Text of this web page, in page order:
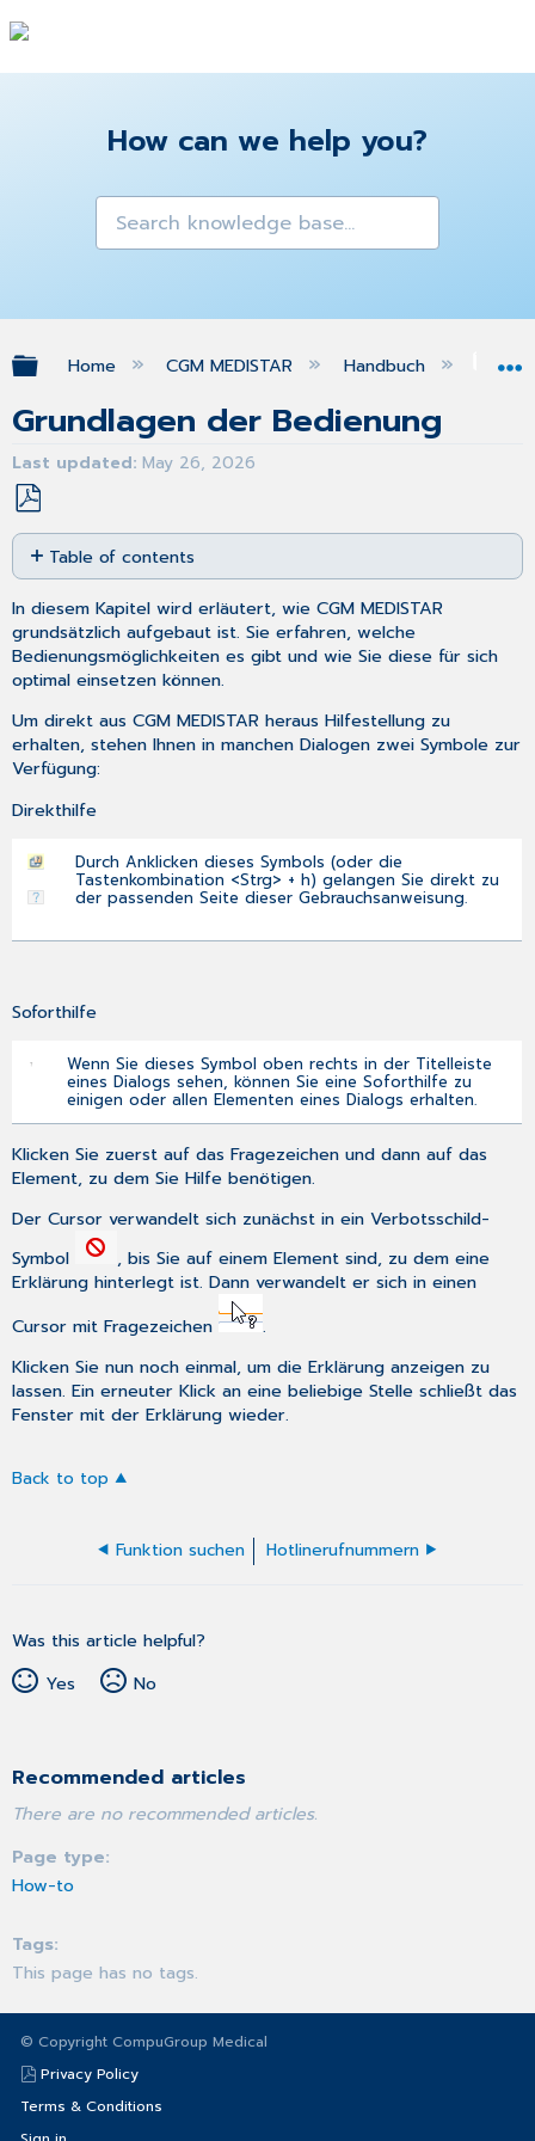
How can we help you?
Expand/collapse global hierarchy
Home CGM MEDISTAR Handbuch
Grundlagen der Bedienung
Last updated May 26, 2026
Save
as
PDF
Table of contents
No
headers
In diesem Kapitel wird erläutert, wie CGM MEDISTAR
grundsätzlich aufgebaut ist. Sie erfahren, welche
Bedienungsmöglichkeiten es gibt und wie Sie diese für sich
optimal einsetzen können.
Um direkt aus CGM MEDISTAR heraus Hilfestellung zu
erhalten, stehen Ihnen in manchen Dialogen zwei Symbole zur
Verfügung:
Direkthilfe
Durch Anklicken dieses Symbols (oder die
Tastenkombination <Strg> + h) gelangen Sie direkt zu
der passenden Seite dieser Gebrauchsanweisung.
Soforthilfe
Wenn Sie dieses Symbol oben rechts in der Titelleiste
eines Dialogs sehen, können Sie eine Soforthilfe zu
einigen oder allen Elementen eines Dialogs erhalten.
Klicken Sie zuerst auf das Fragezeichen und dann auf das
Element, zu dem Sie Hilfe benötigen.
Der Cursor verwandelt sich zunächst in ein Verbotsschild-
Symbol
, bis Sie auf einem Element sind, zu dem eine
Erklärung hinterlegt ist. Dann verwandelt er sich in einen
Cursor mit Fragezeichen
.
Klicken Sie nun noch einmal, um die Erklärung anzeigen zu
lassen. Ein erneuter Klick an eine beliebige Stelle schließt das
Fenster mit der Erklärung wieder.
Back to top
Funktion suchen Hotlinerufnummern
Was this article helpful?
Yes
No
Recommended articles
There are no recommended articles.
Page type
How-to
Tags
This page has no tags.
© Copyright CompuGroup Medical
Privacy Policy
Terms & Conditions